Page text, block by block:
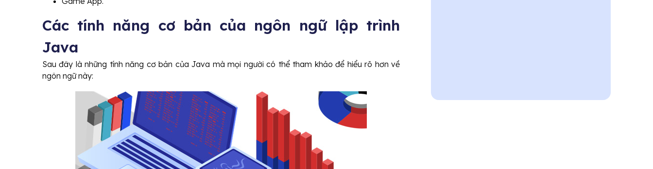
Các tính năng cơ bản của ngôn ngữ lập trình
Java
Sau đây là những tính năng cơ bản của Java mà mọi người có thể tham khảo để hiểu rõ hơn về
ngôn ngữ này: